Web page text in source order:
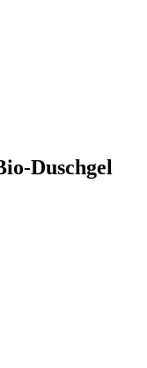
Duschgel